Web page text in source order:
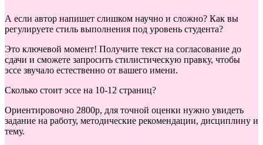
А если автор напишет слишком научно и сложно? Как вы
регулируете стиль выполнения под уровень студента?
Это ключевой момент! Получите текст на согласование до
сдачи и сможете запросить стилистическую правку, чтобы
эссе звучало естественно от вашего имени.
Сколько стоит эссе на 10-12 страниц?
Ориентировочно 2800р, для точной оценки нужно увидеть
задание на работу, методические рекомендации, дисциплину и
тему.